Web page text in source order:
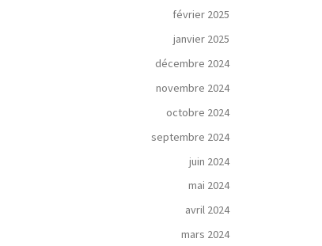
février 2025
janvier 2025
décembre 2024
novembre 2024
octobre 2024
septembre 2024
juin 2024
mai 2024
avril 2024
mars 2024